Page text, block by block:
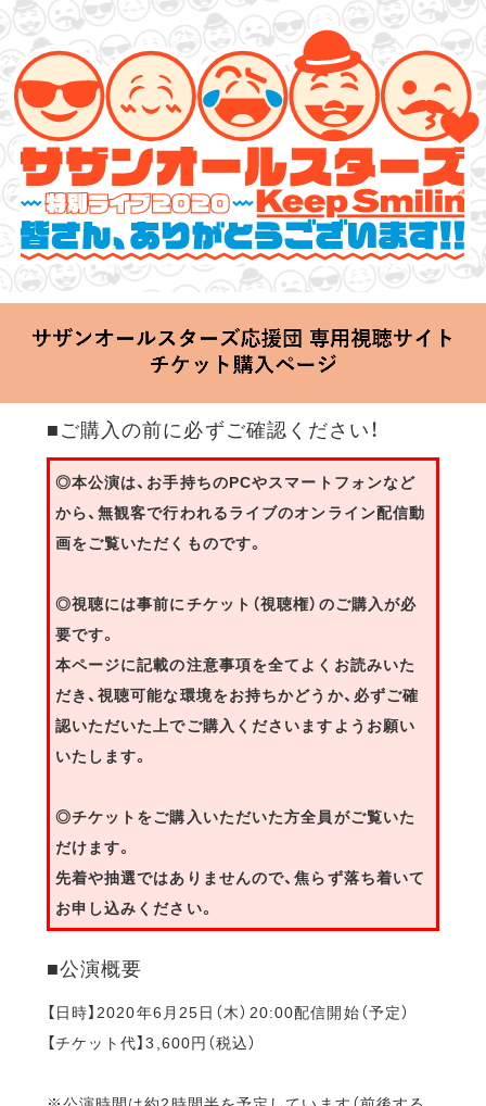
サザンオールスターズ 特別ライブ 2020
「Keep Smilin’～皆さん、ありがとうございます!!～」
2020.06.25 Thu 20:00 Start at 横浜アリーナ
■ご購入の前に必ずご確認ください！
◎本公演は、お手持ちのPCやスマートフォンなど
から、無観客で行われるライブのオンライン配信動
画をご覧いただくものです。
◎視聴には事前にチケット（視聴権）のご購入が必
要です。
本ページに記載の注意事項を全てよくお読みいた
だき、視聴可能な環境をお持ちかどうか、必ずご確
認いただいた上でご購入くださいますようお願い
いたします。
◎チケットをご購入いただいた方全員がご覧いた
だけます。
先着や抽選ではありませんので、焦らず落ち着いて
お申し込みください。
■公演概要
【日時】2020年6月25日（木）20:00配信開始（予定）
【チケット代】3,600円（税込）